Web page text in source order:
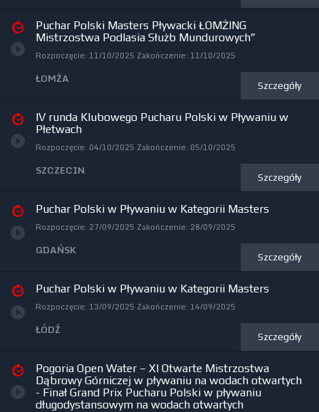
Puchar Polski Masters Pływacki ŁOMŻING
Mistrzostwa Podlasia Służb Mundurowych”
Rozpoczęcie: 11/10/2025 Zakończenie: 11/10/2025
ŁOMŻA Szczegóły
IV runda Klubowego Pucharu Polski w Pływaniu w
Płetwach
Rozpoczęcie: 04/10/2025 Zakończenie: 05/10/2025
SZCZECIN Szczegóły
Puchar Polski w Pływaniu w Kategorii Masters
Rozpoczęcie: 27/09/2025 Zakończenie: 28/09/2025
GDAŃSK Szczegóły
Puchar Polski w Pływaniu w Kategorii Masters
Rozpoczęcie: 13/09/2025 Zakończenie: 14/09/2025
ŁÓDŹ Szczegóły
Pogoria Open Water – XI Otwarte Mistrzostwa
Dąbrowy Górniczej w pływaniu na wodach otwartych
- Finał Grand Prix Pucharu Polski w pływaniu
długodystansowym na wodach otwartych